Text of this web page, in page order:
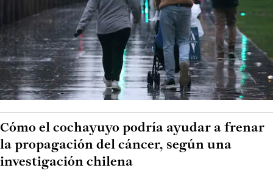
Cómo el cochayuyo podría ayudar a frenar
la propagación del cáncer, según una
investigación chilena